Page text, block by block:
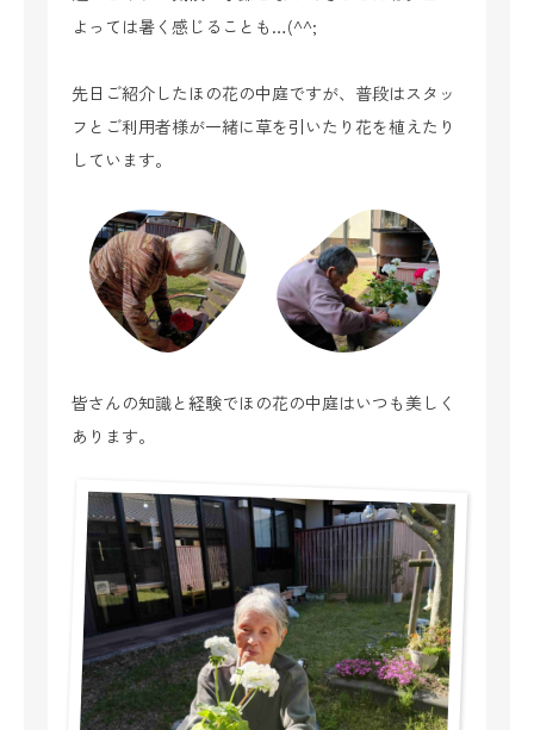
よっては暑く感じることも…(^^;
先日ご紹介したほの花の中庭ですが、普段はスタッ
フとご利用者様が一緒に草を引いたり花を植えたり
しています。
皆さんの知識と経験でほの花の中庭はいつも美しく
あります。